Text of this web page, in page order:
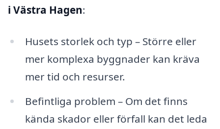
i Västra Hagen:
Husets storlek och typ – Större eller
mer komplexa byggnader kan kräva
mer tid och resurser.
Befintliga problem – Om det finns
kända skador eller förfall kan det leda